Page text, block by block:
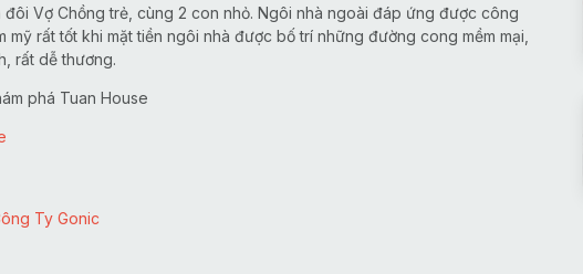
Vợ Chồng trẻ, cùng 2 con nhỏ. Ngôi nhà ngoài đáp ứng được công
mỹ rất tốt khi mặt tiền ngôi nhà được bố trí những đường cong mềm mại,
rất dễ thương.
phá Tuan House
Ty Gonic